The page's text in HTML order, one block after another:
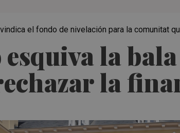
la
la
el fondo de nivelación para la comunitat